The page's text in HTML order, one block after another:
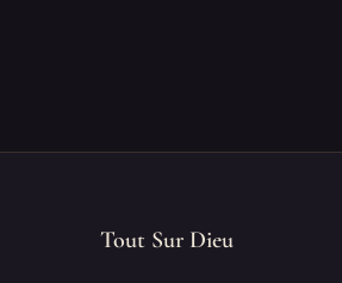
Tout Sur Dieu